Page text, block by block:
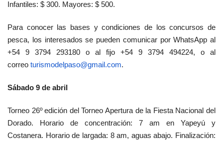
Infantiles: $ 300. Mayores: $ 500.
Para conocer las bases y condiciones de los concursos de
pesca, los interesados se pueden comunicar por WhatsApp al
+54 9 3794 293180 o al fijo +54 9 3794 494224, o al
correo turismodelpaso@gmail.com.
Sábado 9 de abril
Torneo 26º edición del Torneo Apertura de la Fiesta Nacional del
Dorado. Horario de concentración: 7 am en Yapeyú y
Costanera. Horario de largada: 8 am, aguas abajo. Finalización: